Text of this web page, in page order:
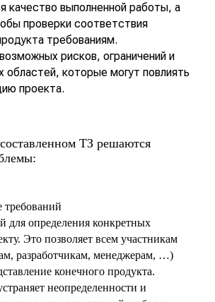
качество выполненной работы, а
проверки соответствия
требованиям.
рисков, ограничений и
областей, которые могут повлиять
проекта.
ТЗ решаются
требований
для определения конкретных
Это позволяет всем участникам
разработчикам, менеджерам, …)
конечного продукта.
неопределенности и